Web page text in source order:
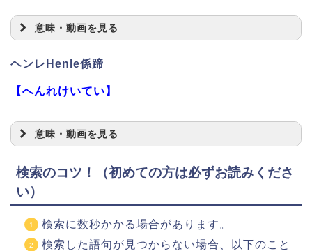
意味・動画を見る
ヘンレHenle係蹄
【へんれけいてい】
意味・動画を見る
検索のコツ！（初めての方は必ずお読みくださ
い）
検索に数秒かかる場合があります。
検索した語句が見つからない場合、以下のこと